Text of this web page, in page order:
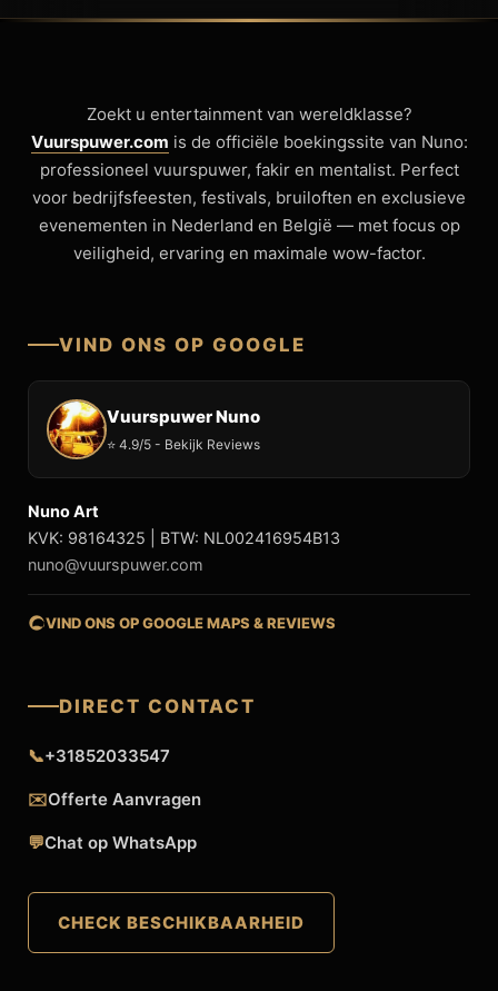
Zoekt u entertainment van wereldklasse?
Vuurspuwer.com is de officiële boekingssite van Nuno:
professioneel vuurspuwer, fakir en mentalist. Perfect
voor bedrijfsfeesten, festivals, bruiloften en exclusieve
evenementen in Nederland en België — met focus op
veiligheid, ervaring en maximale wow-factor.
VIND ONS OP GOOGLE
Vuurspuwer Nuno
⭐ 4.9/5 - Bekijk Reviews
Nuno Art
KVK: 98164325 | BTW: NL002416954B13
nuno@vuurspuwer.com
VIND ONS OP GOOGLE MAPS & REVIEWS
DIRECT CONTACT
📞+31852033547
✉️Offerte Aanvragen
💬Chat op WhatsApp
CHECK BESCHIKBAARHEID